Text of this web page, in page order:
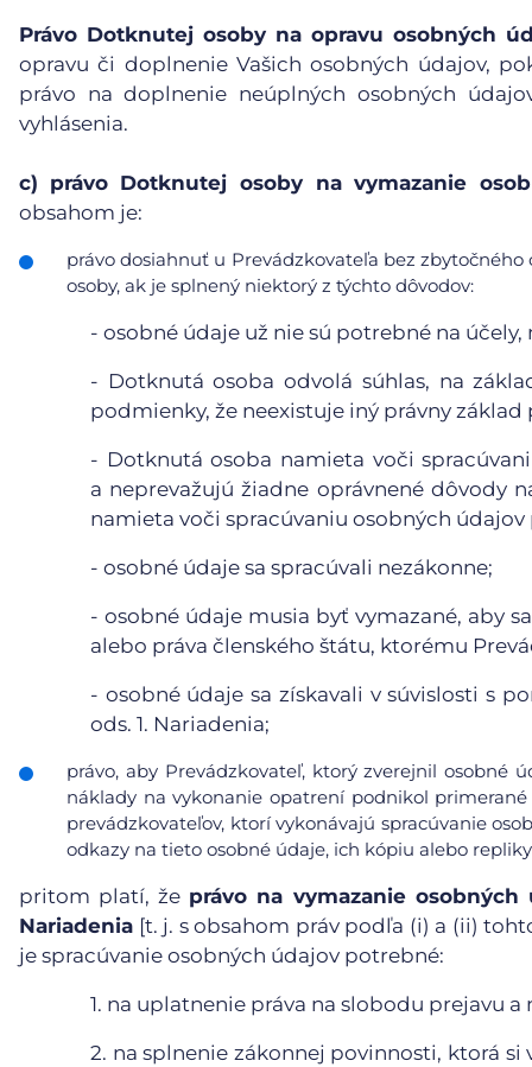
Právo Dotknutej osoby na opravu osobných
opravu či doplnenie Vašich osobných údajov,
právo na doplnenie neúplných osobných
vyhlásenia.
c) právo Dotknutej osoby na vymazanie
obsahom je:
právo dosiahnuť u Prevádzkovateľa bez
osoby, ak je splnený niektorý z týchto dôvodov:
- osobné údaje už nie sú potrebné na
- Dotknutá osoba odvolá súhlas, na
podmienky, že neexistuje iný právny
- Dotknutá osoba namieta voči
a neprevažujú žiadne oprávnené dôvody
namieta voči spracúvaniu osobných údajov
- osobné údaje sa spracúvali nezákonne;
- osobné údaje musia byť vymazané, aby
alebo práva členského štátu, ktorému
- osobné údaje sa získavali v súvislosti s
ods. 1. Nariadenia;
právo, aby Prevádzkovateľ, ktorý zverejnil osobné
náklady na vykonanie opatrení podnikol
prevádzkovateľov, ktorí vykonávajú spracúvanie
odkazy na tieto osobné údaje, ich kópiu alebo
pritom platí, že právo na vymazanie
Nariadenia [t. j. s obsahom práv podľa (i) a (ii)
je spracúvanie osobných údajov potrebné:
1. na uplatnenie práva na slobodu prejavu a
2. na splnenie zákonnej povinnosti, ktorá